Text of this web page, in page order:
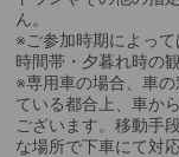
ん。
※ご参加時期によっ
時間帯・夕暮れ時の
※専用車の場合、車
ている都合上、車か
ございます。移動手
な場所で下車にて対